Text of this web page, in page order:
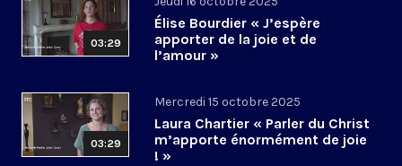
03:29
Élise Bourdier « J’espère
apporter de la joie et de
l’amour »
03:29
Mercredi 15 octobre 2025
Laura Chartier « Parler du Christ
m’apporte énormément de joie
! »